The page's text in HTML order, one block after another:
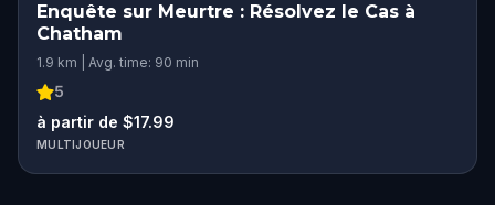
Enquête sur Meurtre : Résolvez le Cas à
Chatham
1.9 km | Avg. time: 90 min
5
à partir de $17.99
MULTIJOUEUR